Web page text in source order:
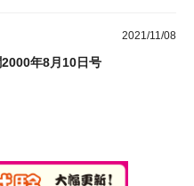
2021/11/08
年8月10日号